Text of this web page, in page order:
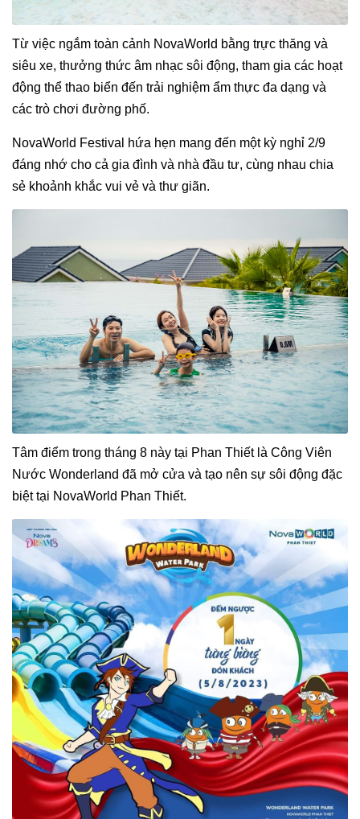
Từ việc ngắm toàn cảnh NovaWorld bằng trực thăng và
siêu xe, thưởng thức âm nhạc sôi động, tham gia các hoạt
động thể thao biển đến trải nghiệm ẩm thực đa dạng và
các trò chơi đường phố.
NovaWorld Festival hứa hẹn mang đến một kỳ nghỉ 2/9
đáng nhớ cho cả gia đình và nhà đầu tư, cùng nhau chia
sẻ khoảnh khắc vui vẻ và thư giãn.
Tâm điểm trong tháng 8 này tại Phan Thiết là Công Viên
Nước Wonderland đã mở cửa và tạo nên sự sôi động đặc
biệt tại NovaWorld Phan Thiết.